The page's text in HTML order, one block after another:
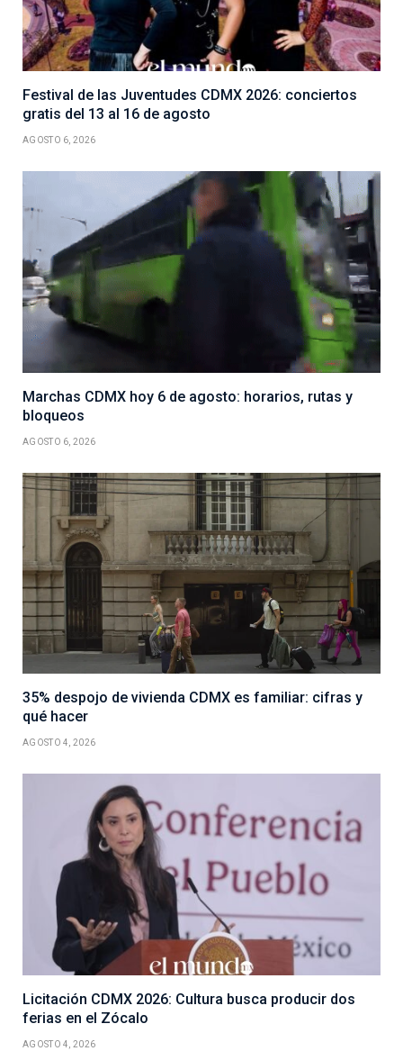
Festival de las Juventudes CDMX 2026: conciertos
gratis del 13 al 16 de agosto
AGOSTO 6, 2026
Marchas CDMX hoy 6 de agosto: horarios, rutas y
bloqueos
AGOSTO 6, 2026
35% despojo de vivienda CDMX es familiar: cifras y
qué hacer
AGOSTO 4, 2026
Licitación CDMX 2026: Cultura busca producir dos
ferias en el Zócalo
AGOSTO 4, 2026